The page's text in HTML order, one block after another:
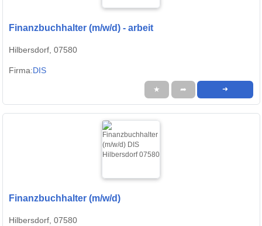
Finanzbuchhalter (m/w/d) - arbeit
Hilbersdorf, 07580
Firma:DIS
★ ➦ ➜
Finanzbuchhalter (m/w/d)
Hilbersdorf, 07580